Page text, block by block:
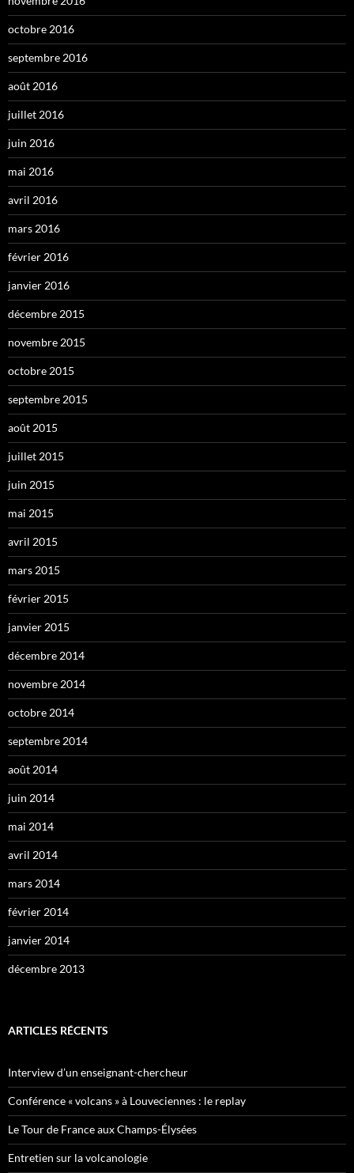
octobre 2016
septembre 2016
août 2016
juillet 2016
juin 2016
mai 2016
avril 2016
mars 2016
février 2016
janvier 2016
décembre 2015
novembre 2015
octobre 2015
septembre 2015
août 2015
juillet 2015
juin 2015
mai 2015
avril 2015
mars 2015
février 2015
janvier 2015
décembre 2014
novembre 2014
octobre 2014
septembre 2014
août 2014
juin 2014
mai 2014
avril 2014
mars 2014
février 2014
janvier 2014
décembre 2013
ARTICLES RÉCENTS
Interview d’un enseignant-chercheur
Conférence « volcans » à Louveciennes : le replay
Le Tour de France aux Champs-Élysées
Entretien sur la volcanologie